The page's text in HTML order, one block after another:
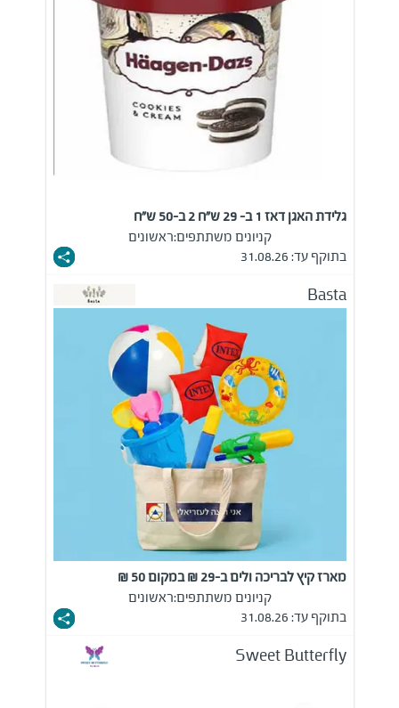
גלידת האגן דאז 1 ב- 29 ש"ח 2 ב-50 ש"ח
קניונים משתתפים:ראשונים
בתוקף עד: 31.08.26
Basta
מארז קיץ לבריכה ולים ב-29 ₪ במקום 50 ₪
קניונים משתתפים:ראשונים
בתוקף עד: 31.08.26
Sweet Butterfly